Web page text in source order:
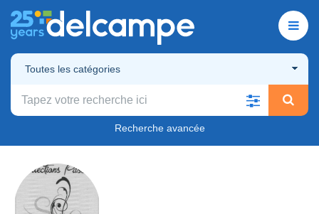
Toutes les catégories
Recherche avancée